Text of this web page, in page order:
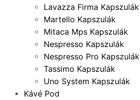
Lavazza Firma Kapszulák
Martello Kapszulák
Mitaca Mps Kapszulák
Nespresso Kapszulák
Nespresso Pro Kapszulák
Tassimo Kapszulák
Uno System Kapszulák
Kávé Pod